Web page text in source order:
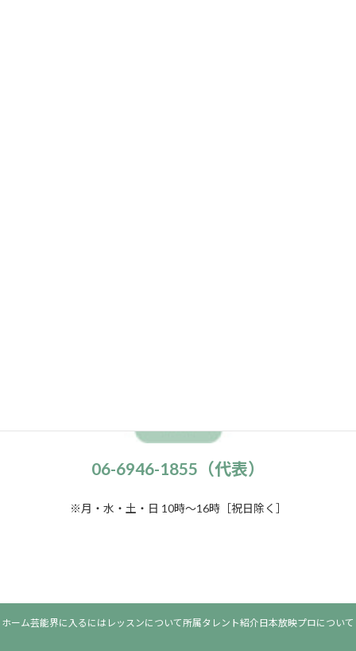
06-6946-1855（代表）
※月・水・土・日 10時～16時［祝日除く］
ホーム芸能界に入るには レッスンについて所属タレント紹介日本放映プロについて